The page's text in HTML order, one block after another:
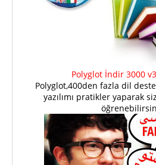
Polyglot İndir 3000
Polyglot,400den fazla dil
yazılımı pratikler yaparak